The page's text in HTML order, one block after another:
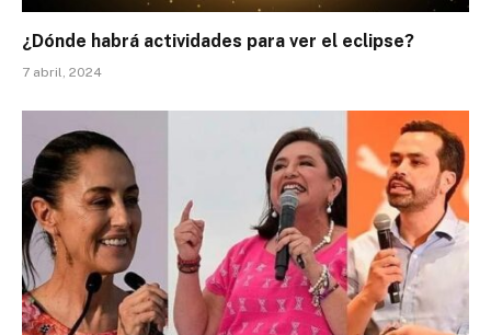
¿Dónde habrá actividades para ver el eclipse?
7 abril, 2024